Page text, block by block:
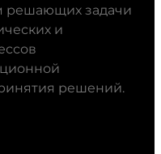
решающих задачи
и
решений.